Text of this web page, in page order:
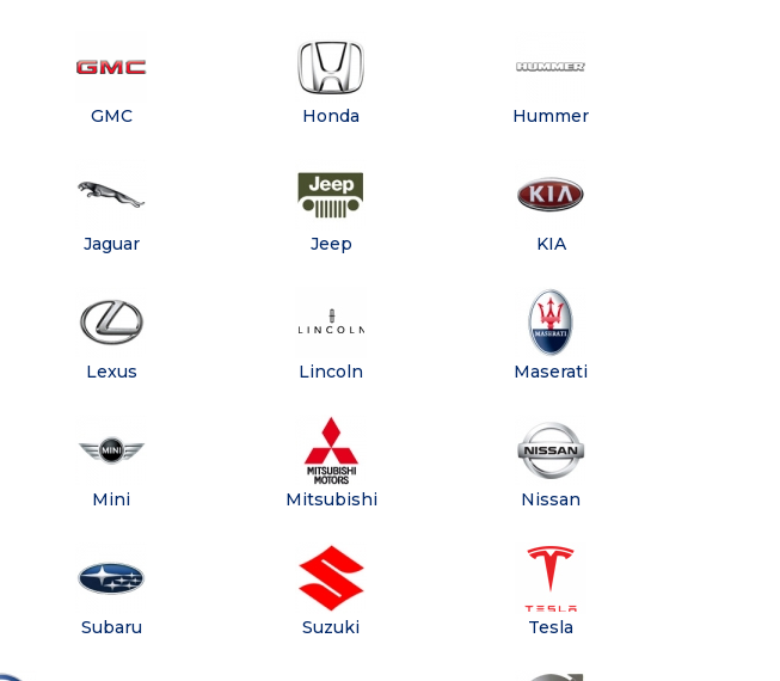
GMC Honda Hummer
Jaguar Jeep KIA
Lexus Lincoln Maserati
Mini Mitsubishi Nissan
Subaru Suzuki Tesla